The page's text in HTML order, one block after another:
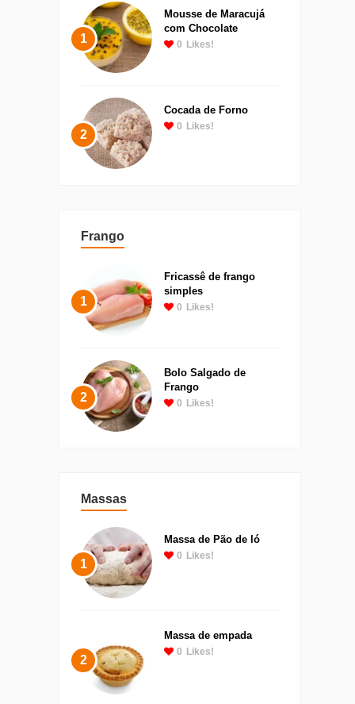
1
Mousse de Maracujá
com Chocolate
0 Likes!
2
Cocada de Forno
0 Likes!
Frango
1
Fricassê de frango
simples
0 Likes!
2
Bolo Salgado de
Frango
0 Likes!
Massas
1
Massa de Pão de ló
0 Likes!
2
Massa de empada
0 Likes!